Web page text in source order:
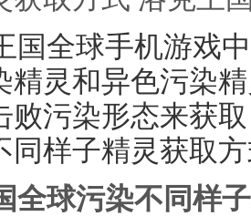
国全球手机游戏
精灵和异色污染
败污染形态来获
同样子精灵获取
全球污染不同样